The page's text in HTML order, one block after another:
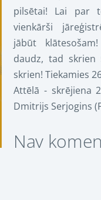
pilsētai! Lai par
vienkārši
jābūt
daudz, tad skrien
skrien! Tiekamies
Attēlā - skrējiena
Dmitrijs Serjogins
Nav